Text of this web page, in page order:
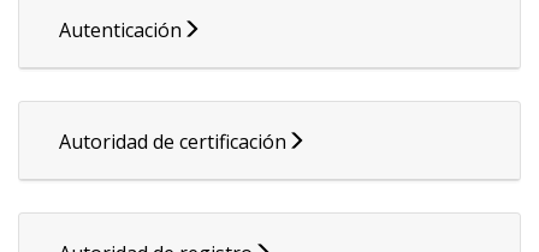
Autenticación
Autoridad de certificación